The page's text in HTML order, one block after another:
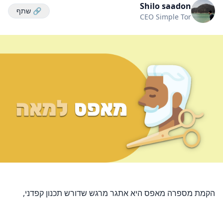
Shilo saadon
CEO Simple Tor
🔗 שתף
הקמת מספרה מאפס היא אתגר מרגש שדורש תכנון קפדני,